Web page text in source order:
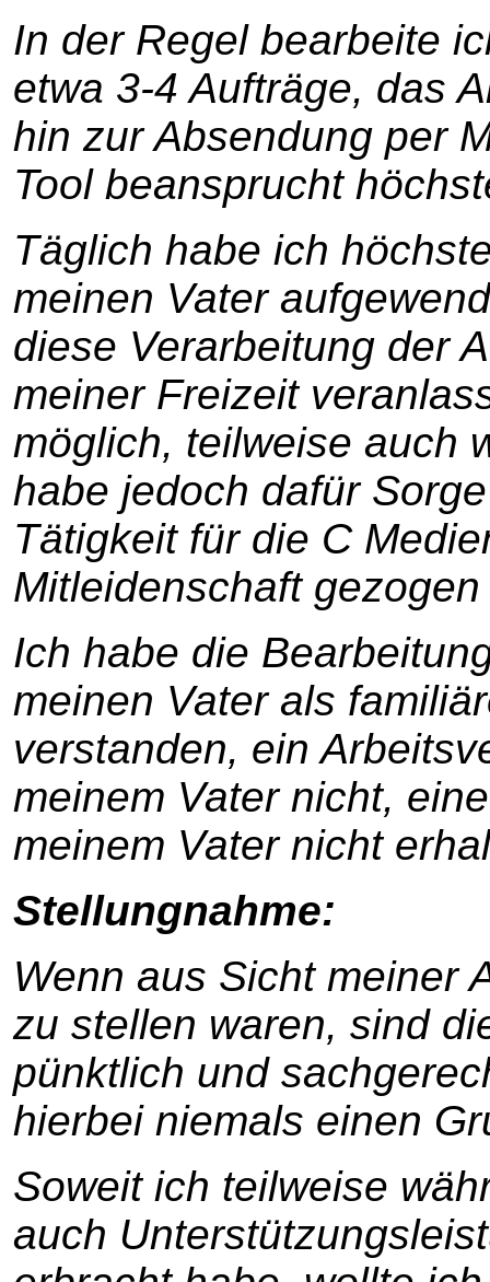
In der Regel bearbeite
etwa 3-4 Aufträge, das
hin zur Absendung per
Tool beansprucht
Täglich habe ich
meinen Vater
diese Verarbeitung der
meiner Freizeit
möglich, teilweise auch
habe jedoch dafür
Tätigkeit für die C
Mitleidenschaft
Ich habe die
meinen Vater als
verstanden, ein
meinem Vater nicht,
meinem Vater nicht
Stellungnahme:
Wenn aus Sicht meiner
zu stellen waren, sind
pünktlich und
hierbei niemals einen
Soweit ich teilweise
auch